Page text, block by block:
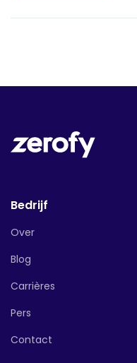
Bedrijf
Over
Blog
Carrières
Pers
Contact